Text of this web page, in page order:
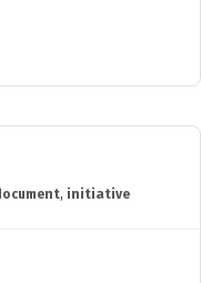
, initiative